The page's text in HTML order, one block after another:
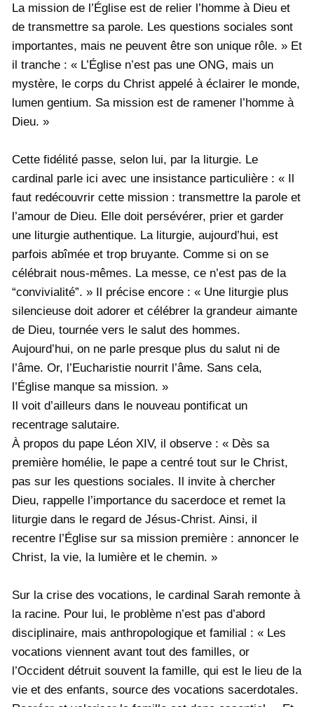
La mission de l’Église est de relier l’homme à Dieu et
de transmettre sa parole. Les questions sociales sont
importantes, mais ne peuvent être son unique rôle. » Et
il tranche : « L’Église n’est pas une ONG, mais un
mystère, le corps du Christ appelé à éclairer le monde,
lumen gentium. Sa mission est de ramener l’homme à
Dieu. »
Cette fidélité passe, selon lui, par la liturgie. Le
cardinal parle ici avec une insistance particulière : « Il
faut redécouvrir cette mission : transmettre la parole et
l’amour de Dieu. Elle doit persévérer, prier et garder
une liturgie authentique. La liturgie, aujourd’hui, est
parfois abîmée et trop bruyante. Comme si on se
célébrait nous-mêmes. La messe, ce n’est pas de la
“convivialité”. » Il précise encore : « Une liturgie plus
silencieuse doit adorer et célébrer la grandeur aimante
de Dieu, tournée vers le salut des hommes.
Aujourd’hui, on ne parle presque plus du salut ni de
l’âme. Or, l’Eucharistie nourrit l’âme. Sans cela,
l’Église manque sa mission. »
Il voit d’ailleurs dans le nouveau pontificat un
recentrage salutaire.
À propos du pape Léon XIV, il observe : « Dès sa
première homélie, le pape a centré tout sur le Christ,
pas sur les questions sociales. Il invite à chercher
Dieu, rappelle l’importance du sacerdoce et remet la
liturgie dans le regard de Jésus-Christ. Ainsi, il
recentre l’Église sur sa mission première : annoncer le
Christ, la vie, la lumière et le chemin. »
Sur la crise des vocations, le cardinal Sarah remonte à
la racine. Pour lui, le problème n’est pas d’abord
disciplinaire, mais anthropologique et familial : « Les
vocations viennent avant tout des familles, or
l’Occident détruit souvent la famille, qui est le lieu de la
vie et des enfants, source des vocations sacerdotales.